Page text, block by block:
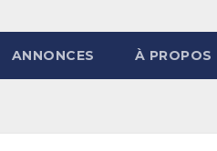
ANNONCES À PROPOS